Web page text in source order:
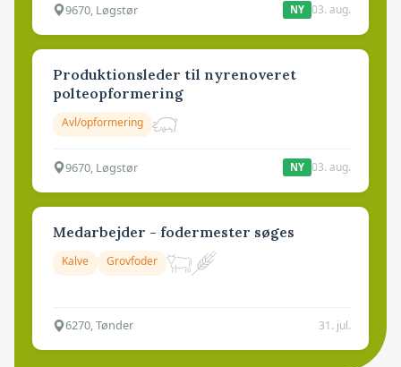
9670, Løgstør NY 03. aug.
Produktionsleder til nyrenoveret
polteopformering
Avl/opformering
9670, Løgstør NY 03. aug.
Medarbejder - fodermester søges
Kalve Grovfoder
6270, Tønder 31. jul.